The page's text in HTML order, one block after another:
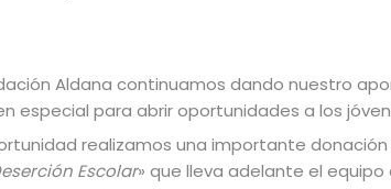
Aldana continuamos dando nuestro
especial para abrir oportunidades a los
realizamos una importante donación
Escolar» que lleva adelante el equipo